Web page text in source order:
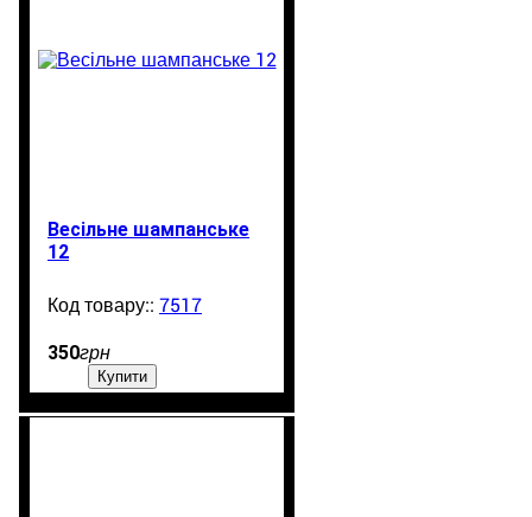
Весільне шампанське
12
7517
350грн
Купити